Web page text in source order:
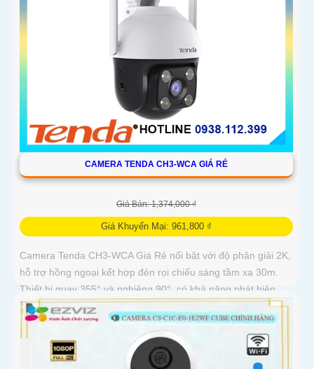
CAMERA TENDA CH3-WCA GIÁ RẺ
Giá Bán: 1,374,000 ₫
Giá Khuyến Mại: 961,800 ₫
Camera Tenda CH3-WCA Giá Rẻ nổi bật với độ phân giải 2K,
hỗ trợ hồng ngoại kết hợp đèn rọi chiếu sáng tầm xa 30m.
Thiết bị quay 355° và nghiêng 90°, có khả năng phát hiện
chuyển động, con người, phương tiện